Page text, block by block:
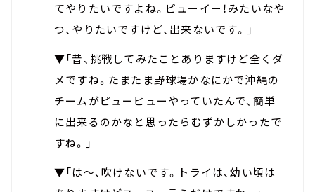
てやりたいですよね。ピューイー！みたいなや
つ、やりたいですけど、出来ないです。」
▼「昔、挑戦してみたことありますけど全くダ
メですね。たまたま野球場かなにかで沖縄の
チームがピューピューやっていたんで、簡単
に出来るのかなと思ったらむずかしかったで
すね。」
▼「は～、吹けないです。トライは、幼い頃は